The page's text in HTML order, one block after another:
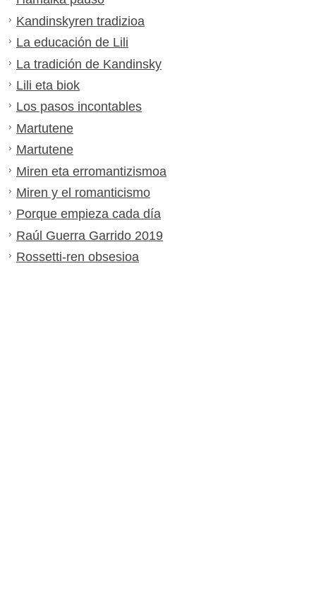
Kandinskyren tradizioa
La educación de Lili
La tradición de Kandinsky
Lili eta biok
Los pasos incontables
Martutene
Martutene
Miren eta erromantizismoa
Miren y el romanticismo
Porque empieza cada día
Raúl Guerra Garrido 2019
Rossetti-ren obsesioa